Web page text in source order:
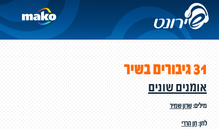
31 גיבורים בשיר
אומנים שונים
מילים:שרון שמיר
לחן:חן הררי